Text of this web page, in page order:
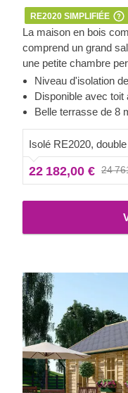
RE2020 SIMPLIFIÉE
La maison en bois
comprend un grand
une petite chambre
couchage séparé et
Grâce à sa disposition
excellent choix pour
terrasse de 9 m²
repas en famille et
l'extérieur.
Niveau d'isolation
Disponible avec toit
Belle terrasse de 8
Isolé RE2020,
22 182,00 € 24